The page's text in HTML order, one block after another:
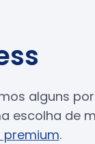
alguns
escolha de
premium.